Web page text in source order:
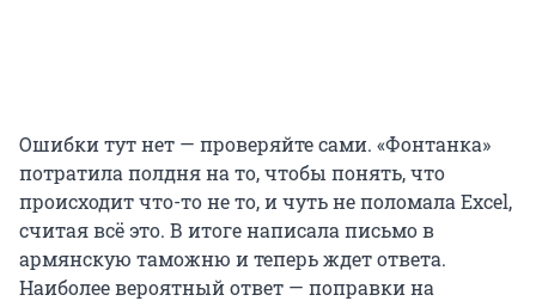
Ошибки тут нет — проверяйте сами. «Фонтанка»
потратила полдня на то, чтобы понять, что
происходит что-то не то, и чуть не поломала Exсel,
считая всё это. В итоге написала письмо в
армянскую таможню и теперь ждет ответа.
Наиболее вероятный ответ — поправки на